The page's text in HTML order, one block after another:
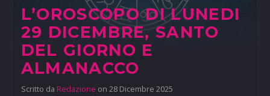
L’OROSCOPO DI LUNEDI
29 DICEMBRE, SANTO
DEL GIORNO E
ALMANACCO
Scritto da Redazione on 28 Dicembre 2025